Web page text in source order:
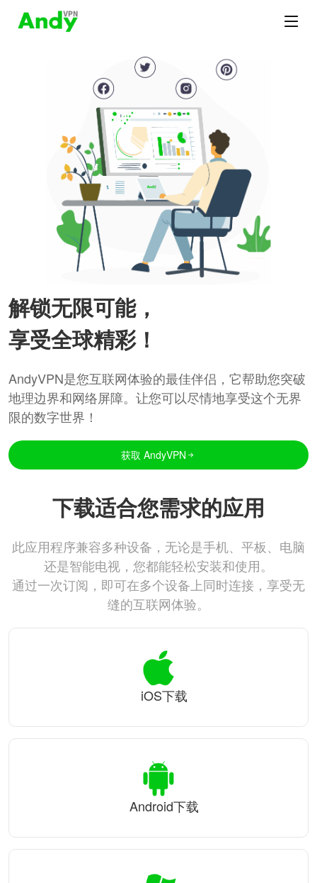
解锁无限可能，
享受全球精彩！
AndyVPN是您互联网体验的最佳伴侣，它帮助您突破
地理边界和网络屏障。让您可以尽情地享受这个无界
限的数字世界！
获取 AndyVPN
下载适合您需求的应用
此应用程序兼容多种设备，无论是手机、平板、电脑
还是智能电视，您都能轻松安装和使用。
通过一次订阅，即可在多个设备上同时连接，享受无
缝的互联网体验。
iOS下载
Android下载